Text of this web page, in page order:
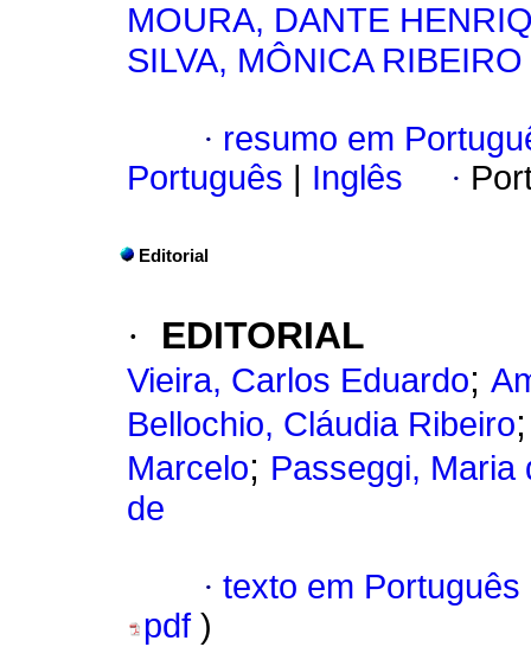
MOURA, DANTE
SILVA, MÔNICA RIBEIRO
· resumo em
Português
Inglês ·
Editorial
· EDITORIAL
Vieira, Carlos Eduardo;
Bellochio, Cláudia Ribeiro
Marcelo; Passeggi, Maria
de
· texto em Português
pdf )